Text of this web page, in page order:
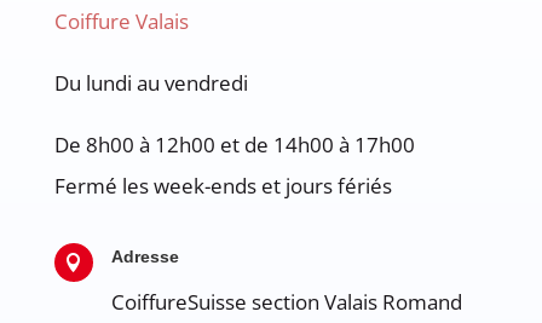
Coiffure Valais
Du lundi au vendredi
De 8h00 à 12h00 et de 14h00 à 17h00
Fermé les week-ends et jours fériés
 Adresse
CoiffureSuisse section Valais Romand